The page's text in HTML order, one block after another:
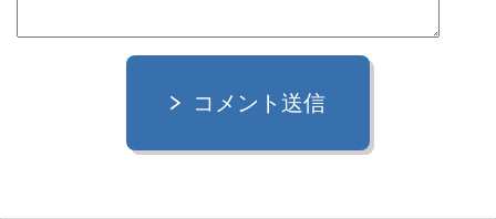
コメント送信